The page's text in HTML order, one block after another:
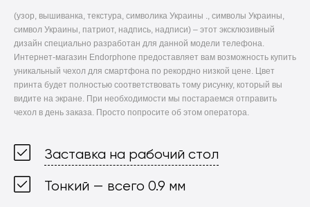
(узор, вышиванка, текстура, символика Украины ., символы Украины,
символ Украины, патриот, надпись, надписи) – этот эксклюзивный
дизайн специально разработан для данной модели телефона.
Интернет-магазин Endorphone предоставляет вам возможность купить
уникальный чехол для смартфона по рекордно низкой цене. Цвет
принта будет полностью соответствовать тому рисунку, который вы
видите на экране. При необходимости мы постараемся отправить
чехол в день заказа. Просто попросите об этом оператора.
Заставка на рабочий стол
Тонкий — всего 0.9 мм